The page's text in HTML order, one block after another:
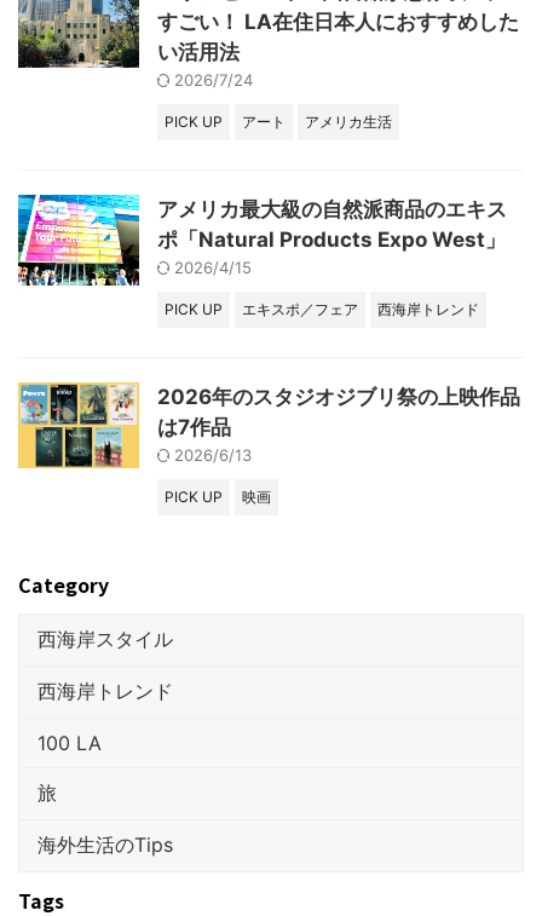
すごい！ LA在住日本人におすすめした
い活用法
2026/7/24
PICK UP アート アメリカ生活
アメリカ最大級の自然派商品のエキス
ポ「Natural Products Expo West」
2026/4/15
PICK UP エキスポ／フェア 西海岸トレンド
2026年のスタジオジブリ祭の上映作品
は7作品
2026/6/13
PICK UP 映画
Category
西海岸スタイル
西海岸トレンド
100 LA
旅
海外生活のTips
Tags